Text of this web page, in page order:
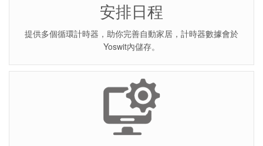
安排日程
提供多個循環計時器，助你完善自動家居，計時器數據會於
Yoswit內儲存。